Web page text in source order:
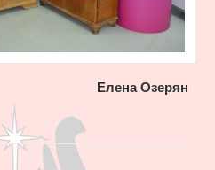
Елена Озерян